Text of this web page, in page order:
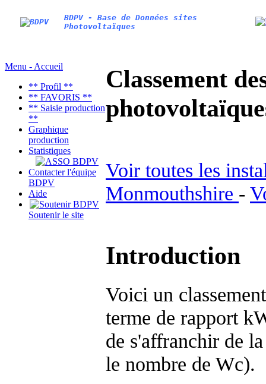
BDPV - Base de Données sites
Photovoltaïques
Menu - Accueil
** Profil **
** FAVORIS **
** Saisie production
**
Graphique
production
Statistiques
Contacter l'équipe
BDPV
Aide
Soutenir le site
Classement
Voir toutes les
Monmouthshire -
Introduction
Voici un
terme de rapport
de s'affranchir de
le nombre de Wc).